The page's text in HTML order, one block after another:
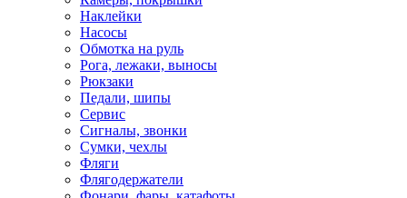
Наклейки
Насосы
Обмотка на руль
Рога, лежаки, выносы
Рюкзаки
Педали, шипы
Сервис
Сигналы, звонки
Сумки, чехлы
Фляги
Флягодержатели